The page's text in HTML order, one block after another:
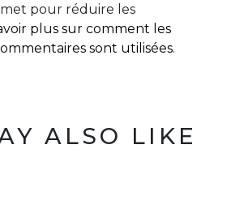
pour réduire les
plus sur comment les
sont utilisées.
ALSO LIKE